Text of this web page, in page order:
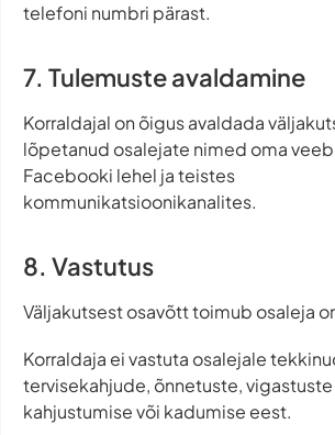
telefoni numbri pärast.
7. Tulemuste avaldamine
Korraldajal on õigus avaldada
lõpetanud osalejate nimed oma
Facebooki lehel ja teistes
kommunikatsioonikanalites.
8. Vastutus
Väljakutsest osavõtt toimub osaleja
Korraldaja ei vastuta osalejale
tervisekahjude, õnnetuste, vigastuste
kahjustumise või kadumise eest.